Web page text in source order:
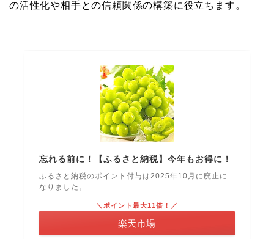
の活性化や相手との信頼関係の構築に役立ちます。
忘れる前に！【ふるさと納税】今年もお得に！
ふるさと納税のポイント付与は2025年10月に廃止に
なりました。
＼ポイント最大11倍！／
楽天市場